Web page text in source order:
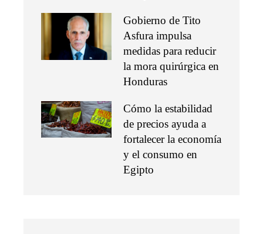
Gobierno de Tito
Asfura impulsa
medidas para reducir
la mora quirúrgica en
Honduras
Cómo la estabilidad
de precios ayuda a
fortalecer la economía
y el consumo en
Egipto